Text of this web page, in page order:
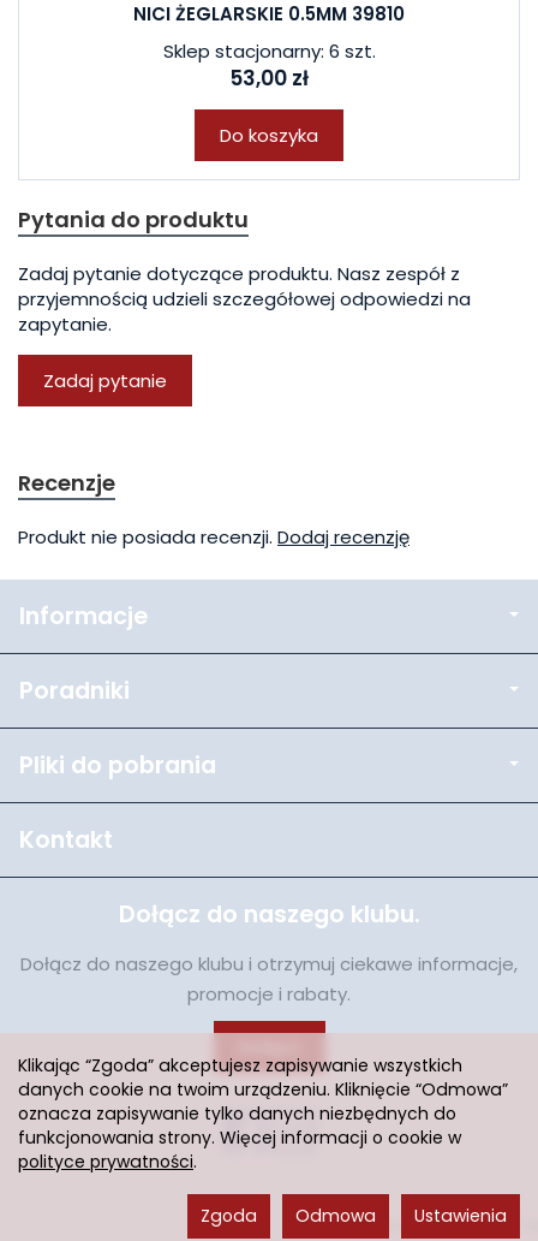
NICI ŻEGLARSKIE 0.5MM 39810
Sklep stacjonarny: 6 szt.
53,00 zł
Do koszyka
Pytania do produktu
Zadaj pytanie dotyczące produktu. Nasz zespół z
przyjemnością udzieli szczegółowej odpowiedzi na
zapytanie.
Zadaj pytanie
Recenzje
Produkt nie posiada recenzji. Dodaj recenzję
Informacje
Poradniki
Pliki do pobrania
Kontakt
Dołącz do naszego klubu.
Dołącz do naszego klubu i otrzymuj ciekawe informacje,
promocje i rabaty.
Sklep internetowy SOTESHOP AI
Klikając “Zgoda” akceptujesz zapisywanie wszystkich
danych cookie na twoim urządzeniu. Kliknięcie “Odmowa”
oznacza zapisywanie tylko danych niezbędnych do
funkcjonowania strony. Więcej informacji o cookie w
polityce prywatności.
Ustawienia
Odmowa
Zgoda